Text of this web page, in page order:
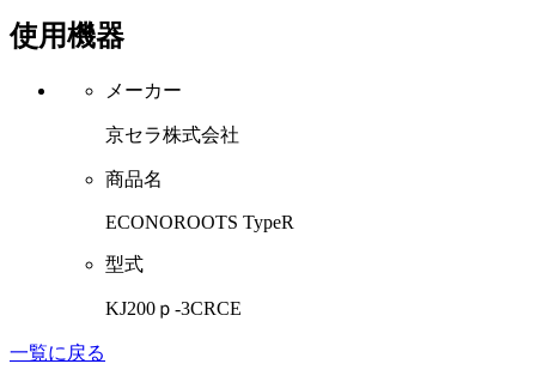
使用機器
メーカー
京セラ株式会社
商品名
ECONOROOTS TypeR
型式
KJ200ｐ-3CRCE
一覧に戻る